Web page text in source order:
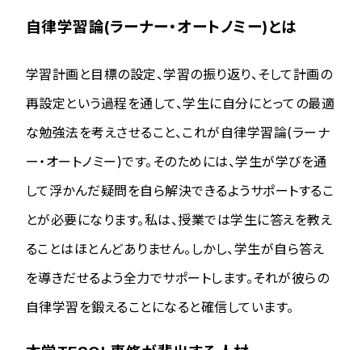
自律学習論(ラーナー・オートノミー)とは
学習計画と目標の設定、学習の振り返り、そして計画の
再設定という過程を通して、学生に自分にとっての最適
な勉強法を考えさせること、これが自律学習論(ラーナ
ー・オートノミー)です。そのためには、学生が学びを通
して浮かんだ疑問を自ら解決できるようサポートするこ
とが必要になります。私は、授業では学生に答えを教え
ることはほとんどありません。しかし、学生が自ら答え
を導きだせるよう全力でサポートします。それが彼らの
自律学習を鍛えることになると確信しています。